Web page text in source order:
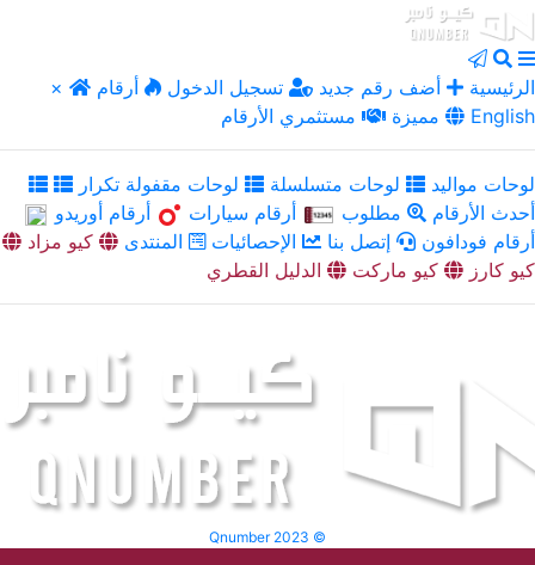
× الرئيسية أضف رقم جديد تسجيل الدخول
أرقام
مميزة
مستثمري الأرقام English
لوحات مواليد لوحات متسلسلة
لوحات مقفولة تكرار
أحدث الأرقام
مطلوب أرقام سيارات
أرقام أوريدو
أرقام فودافون
إتصل بنا الإحصائيات المنتدى
كيو مزاد
كيو كارز
كيو ماركت الدليل القطري
Qnumber 2023 ©